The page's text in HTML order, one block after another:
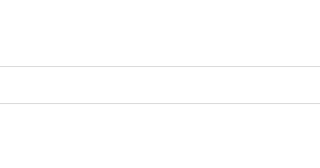
s
s